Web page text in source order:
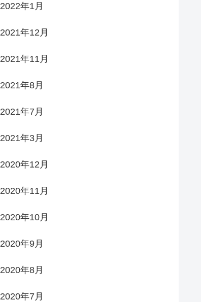
2022年1月
2021年12月
2021年11月
2021年8月
2021年7月
2021年3月
2020年12月
2020年11月
2020年10月
2020年9月
2020年8月
2020年7月